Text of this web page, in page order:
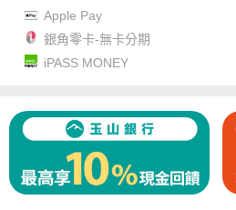
Apple Pay
銀角零卡-無卡分期
iPASS MONEY